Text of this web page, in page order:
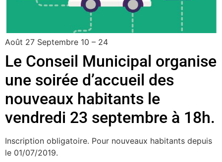
Août 27 Septembre 10 – 24
Le Conseil Municipal organise
une soirée d’accueil des
nouveaux habitants le
vendredi 23 septembre à 18h.
Inscription obligatoire. Pour nouveaux habitants depuis
le 01/07/2019.